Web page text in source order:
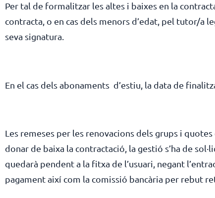
Per tal de formalitzar les altes i baixes en la
contracta, o en cas dels menors d’edat, pel tutor/a
seva signatura.
En el cas dels abonaments d’estiu, la data de
Les remeses per les renovacions dels grups i
donar de baixa la contractació, la gestió s’ha de
quedarà pendent a la fitxa de l’usuari, negant
pagament així com la comissió bancària per rebut